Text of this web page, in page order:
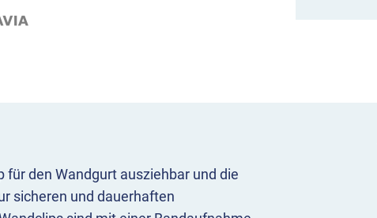
für den Wandgurt ausziehbar und die
sicheren und dauerhaften